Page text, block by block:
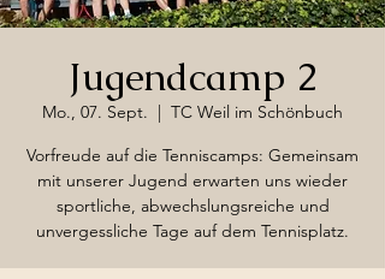
Jugendcamp 2
Mo., 07. Sept.
  |
TC Weil im Schönbuch
Vorfreude auf die Tenniscamps: Gemeinsam
mit unserer Jugend erwarten uns wieder
sportliche, abwechslungsreiche und
unvergessliche Tage auf dem Tennisplatz.